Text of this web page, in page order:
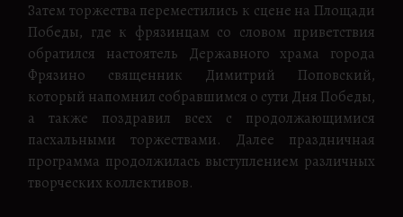
Затем торжества переместились к сцене на Площади
Победы, где к фрязинцам со словом приветствия
обратился настоятель Державного храма города
Фрязино священник Димитрий Поповский,
который напомнил собравшимся о сути Дня Победы,
а также поздравил всех с продолжающимися
пасхальными торжествами. Далее праздничная
программа продолжилась выступлением различных
творческих коллективов.